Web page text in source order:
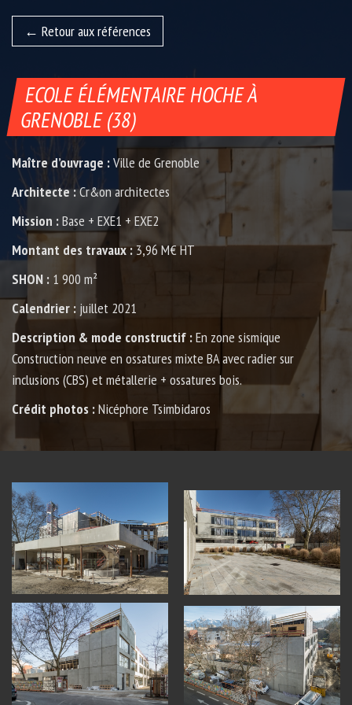
Retour aux références
ECOLE ÉLÉMENTAIRE HOCHE À
GRENOBLE (38)
Maître d’ouvrage :Ville de Grenoble
Architecte :Cr&on architectes
Mission :Base + EXE1 + EXE2
Montant des travaux : 3,96 M€ HT
SHON : 1 900 m²
Calendrier : juillet 2021
Description & mode constructif :En zone sismique
Construction neuve en ossatures mixte BA avec radier sur
inclusions (CBS) et métallerie + ossatures bois.
Crédit photos :Nicéphore Tsimbidaros